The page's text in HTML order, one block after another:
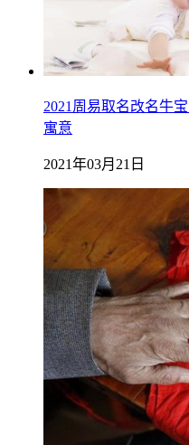
2021周易取名改名牛
寓意
2021年03月21日